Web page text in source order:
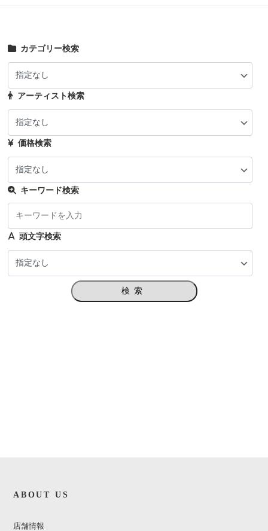
カテゴリー検索
アーティスト検索
価格検索
キーワード検索
頭文字検索
検索
ABOUT US
店舗情報